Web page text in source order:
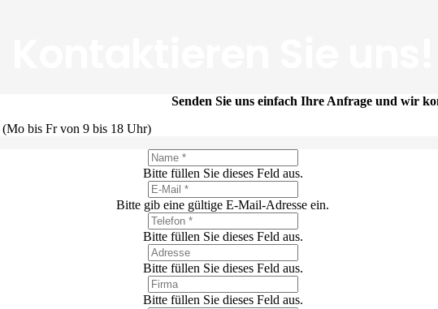
Senden Sie uns einfach Ihre Anfrage und wir
(Mo bis Fr von 9 bis 18 Uhr)
Bitte füllen Sie dieses Feld aus.
Bitte gib eine gültige E-Mail-Adresse ein.
Bitte füllen Sie dieses Feld aus.
Bitte füllen Sie dieses Feld aus.
Bitte füllen Sie dieses Feld aus.